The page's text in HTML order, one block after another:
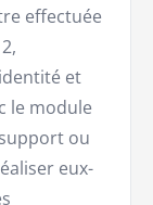
effectuée
et
le module
ou
eux-